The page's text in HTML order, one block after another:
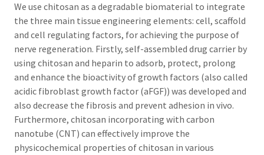
We use chitosan as a degradable biomaterial to integrate
the three main tissue engineering elements: cell, scaffold
and cell regulating factors, for achieving the purpose of
nerve regeneration. Firstly, self-assembled drug carrier by
using chitosan and heparin to adsorb, protect, prolong
and enhance the bioactivity of growth factors (also called
acidic fibroblast growth factor (aFGF)) was developed and
also decrease the fibrosis and prevent adhesion in vivo.
Furthermore, chitosan incorporating with carbon
nanotube (CNT) can effectively improve the
physicochemical properties of chitosan in various